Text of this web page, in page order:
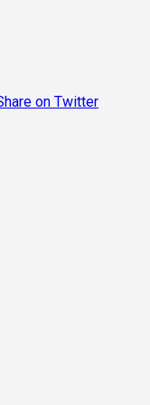
on Twitter